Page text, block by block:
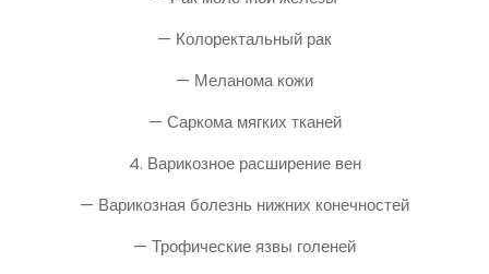
— Колоректальный рак
— Меланома кожи
— Саркома мягких тканей
4. Варикозное расширение вен
— Варикозная болезнь нижних конечностей
— Трофические язвы голеней